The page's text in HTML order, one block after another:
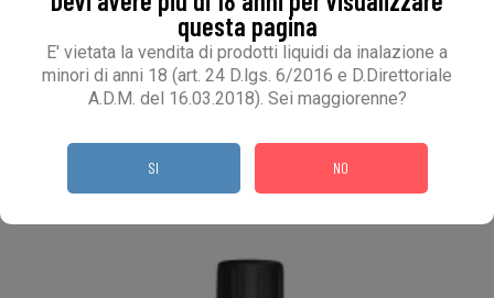
questa pagina
E' vietata la vendita di prodotti liquidi da inalazione a
minori di anni 18 (art. 24 D.lgs. 6/2016 e D.Direttoriale
A.D.M. del 16.03.2018). Sei maggiorenne?
SI NO
SPESSO ACQUISTATI INSIEME